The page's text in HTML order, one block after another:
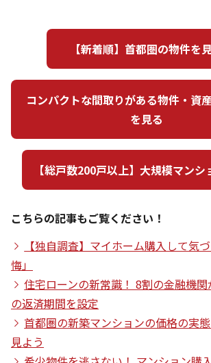
【新着順】首都圏の物件を
コンパクトな間取りがある物件・資
を見る
【総戸数200戸以上】大規模マンシ
こちらの記事もご覧ください！
【独自調査】マイホーム購入して気
悔」
住宅ローンの新常識！ 8割の金融機関
の返済期間を設定
首都圏の新築マンションの価格の実
見よう